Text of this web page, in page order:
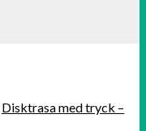
Disktrasa med tryck –